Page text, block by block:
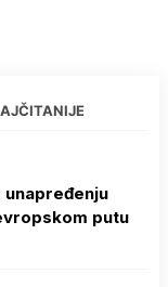
unapređenju
putu